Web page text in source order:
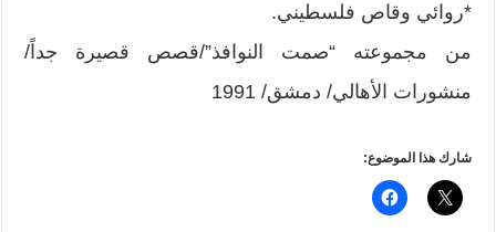
*روائي وقاص فلسطيني.
من مجموعته “صمت النوافذ”/قصص قصيرة جداً/
منشورات الأهالي/ دمشق/ 1991
شارك هذا الموضوع: